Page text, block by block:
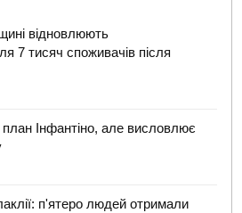
відновлюють
7 тисяч споживачів після
Інфантіно, але висловлює
п'ятеро людей отримали